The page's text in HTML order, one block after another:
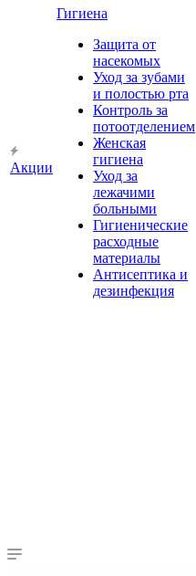
Акции
Гигиена
Защита от
насекомых
Уход за зубами
и полостью рта
Контроль за
потоотделением
Женская
гигиена
Уход за
лежачими
больными
Гигиенические
расходные
материалы
Антисептика и
дезинфекция